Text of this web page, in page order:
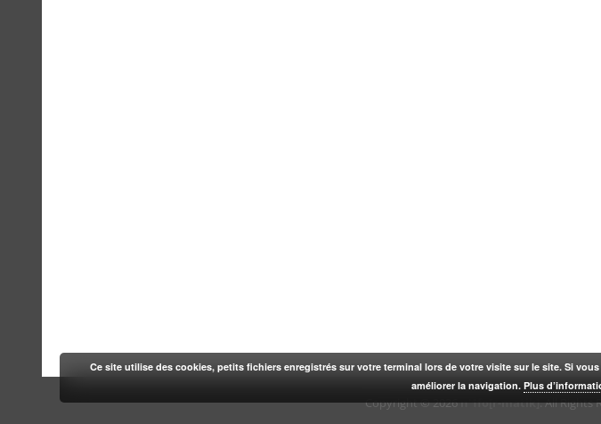
Copyright © 2026n'1fo[r-matik]. All Rights
Ce site utilise des cookies, petits fichiers enregistrés sur votre terminal lors de votre visite sur le site. Si
améliorer la navigation. Plus